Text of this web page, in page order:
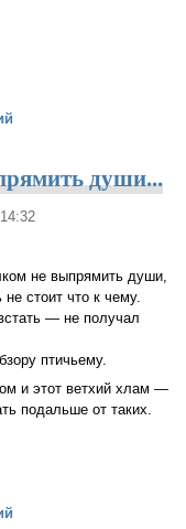
души...
не выпрямить души,
стоит что к чему.
— не получал
птичьему.
и этот ветхий хлам —
подальше от таких.
души...